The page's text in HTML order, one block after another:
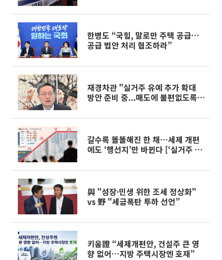
한병도 “국힘, 말로만 주택 공급…
공급 법안 처리 협조하라”
재경차관 "실거주 유예 추가 확대
방안 준비 중...매도에 불편없도록
갈수록 똘똘해진 한 채…세제 개편
에도 ‘행선지’만 바뀐다 [‘실거주 중
與 "성장·민생 위한 조세 정상화"
vs 野 "세금폭탄 투하 선언”
키움證 “세제개편안, 건설주 큰 영
향 없어…지방 주택시장엔 호재”